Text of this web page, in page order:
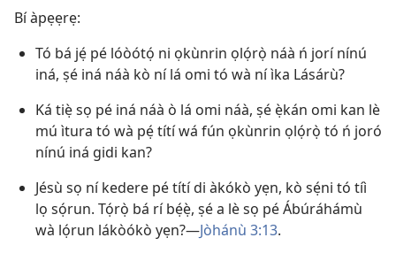
Bí àpẹẹrẹ:
Tó bá jẹ́ pé lóòótọ́ ni ọkùnrin ọlọ́rọ̀ náà ń jorí nínú
iná, ṣé iná náà kò ní lá omi tó wà ní ìka Lásárù?
Ká tiẹ̀ sọ pé iná náà ò lá omi náà, ṣé ẹ̀kán omi kan lè
mú ìtura tó wà pẹ́ títí wá fún ọkùnrin ọlọ́rọ̀ tó ń joró
nínú iná gidi kan?
Jésù sọ ní kedere pé títí di àkókò yẹn, kò sẹ́ni tó tíì
lọ sọ́run. Tọ́rọ̀ bá rí bẹ́ẹ̀, ṣé a lè sọ pé Ábúráhámù
wà lọ́run lákòókò yẹn?​—Jòhánù 3:13.